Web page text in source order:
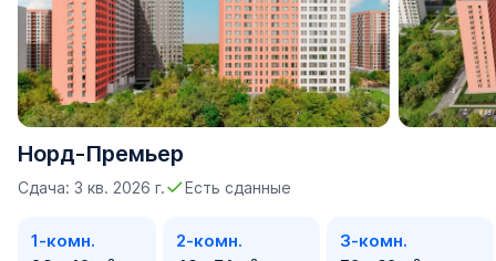
Норд-Премьер
Сдача: 3 кв. 2026 г. Есть сданные
1-комн.
2-комн.
3-комн.